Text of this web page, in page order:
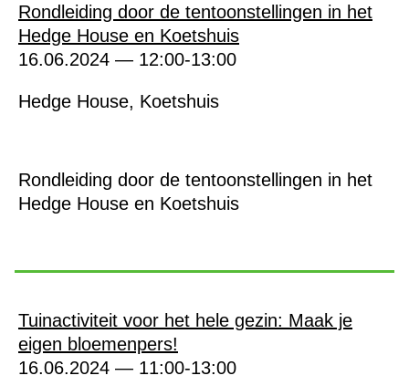
Rondleiding door de tentoonstellingen in het
Hedge House en Koetshuis
16.06.2024 — 12:00-13:00
Hedge House, Koetshuis
Rondleiding door de tentoonstellingen in het
Hedge House en Koetshuis
Tuinactiviteit voor het hele gezin: Maak je
eigen bloemenpers!
16.06.2024 — 11:00-13:00